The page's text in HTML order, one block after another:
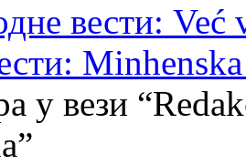
вести: Već
у вези